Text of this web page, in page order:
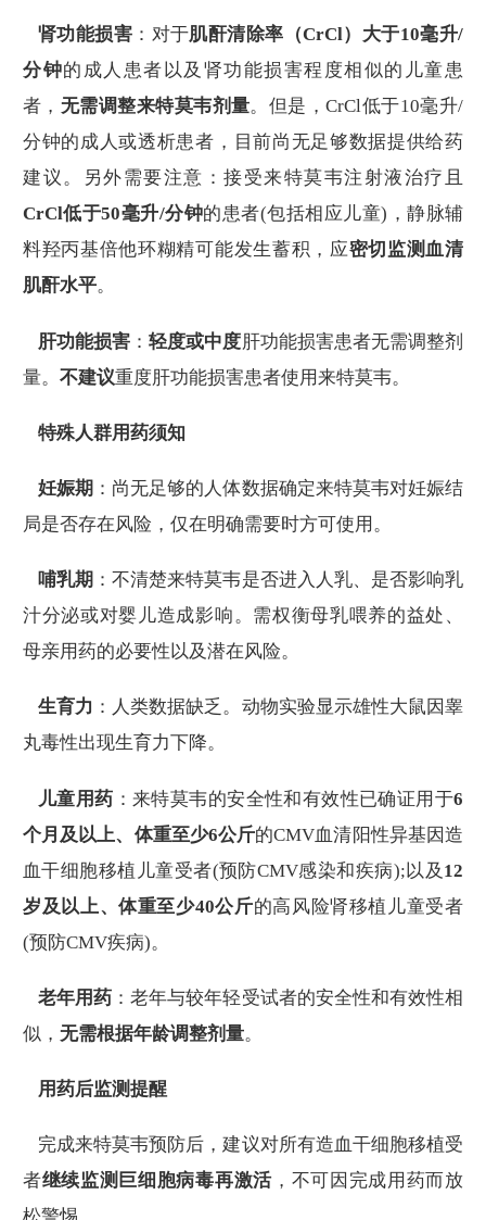
肾功能损害 ：对于肌酐清除率（CrCl）大于10毫升/
分钟的成人患者以及肾功能损害程度相似的儿童患
者， 无需调整来特莫韦剂量。但是，CrCl低于10毫升/
分钟的成人或透析患者，目前尚无足够数据提供给药
建议。另外需要注意：接受来特莫韦注射液治疗且
CrCl低于50毫升/分钟的患者(包括相应儿童)，静脉辅
料羟丙基倍他环糊精可能发生蓄积，应密切监测血清
肌酐水平。
肝功能损害 ：轻度或中度肝功能损害患者无需调整剂
量。 不建议重度肝功能损害患者使用来特莫韦。
特殊人群用药须知
妊娠期 ：尚无足够的人体数据确定来特莫韦对妊娠结
局是否存在风险，仅在明确需要时方可使用。
哺乳期 ：不清楚来特莫韦是否进入人乳、是否影响乳
汁分泌或对婴儿造成影响。需权衡母乳喂养的益处、
母亲用药的必要性以及潜在风险。
生育力 ：人类数据缺乏。动物实验显示雄性大鼠因睾
丸毒性出现生育力下降。
儿童用药 ：来特莫韦的安全性和有效性已确证用于6
个月及以上、体重至少6公斤的CMV血清阳性异基因造
血干细胞移植儿童受者(预防CMV感染和疾病);以及 12
岁及以上、体重至少40公斤的高风险肾移植儿童受者
(预防CMV疾病)。
老年用药 ：老年与较年轻受试者的安全性和有效性相
似， 无需根据年龄调整剂量。
用药后监测提醒
完成来特莫韦预防后，建议对所有造血干细胞移植受
者继续监测巨细胞病毒再激活，不可因完成用药而放